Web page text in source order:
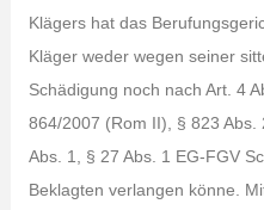
Klägers hat das
Kläger weder wegen seiner
Schädigung noch nach Art. 4
864/2007 (Rom II), § 823 Abs.
Abs. 1, § 27 Abs. 1 EG-FGV
Beklagten verlangen könne.